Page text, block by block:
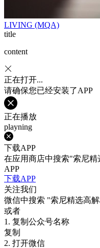
LIVING (MQA)
title
content
正在打开...
请确保您已经安装了APP
正在播放
playning
下载APP
在应用商店中搜索"索尼精
APP
下载APP
关注我们
微信中搜索 "索尼精选高
或者
1. 复制公众号名称
复制
2. 打开微信